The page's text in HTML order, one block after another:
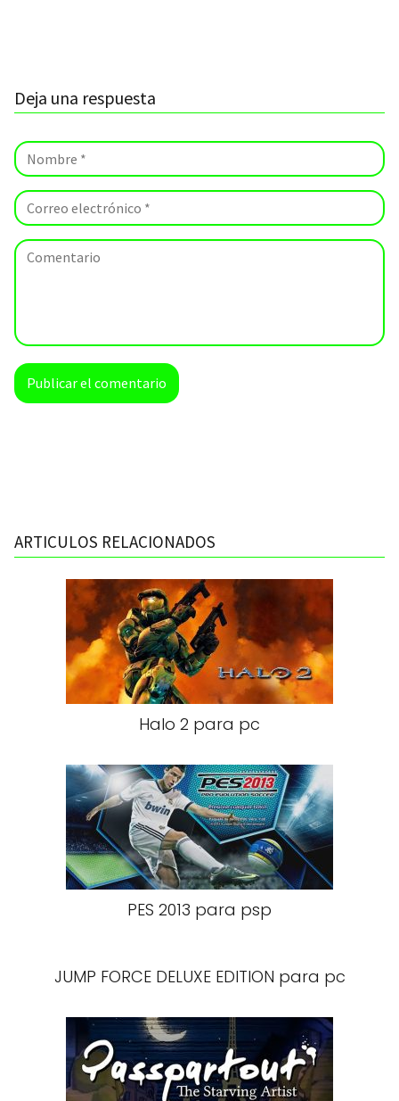
Deja una respuesta
ARTICULOS RELACIONADOS
Halo 2 para pc
PES 2013 para psp
JUMP FORCE DELUXE EDITION para pc